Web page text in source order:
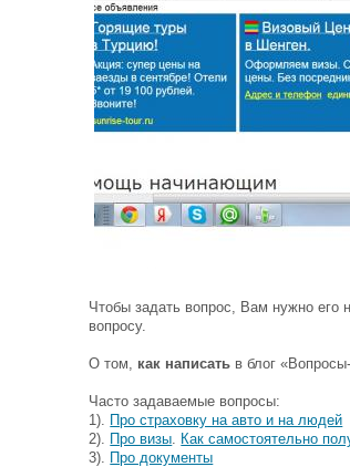
Чтобы задать вопрос, Вам нужно его
вопросу.
О том, как написать в блог
Часто задаваемые вопросы:
1). Про страховку на авто и на людей
2). Про визы. Как самостоятельно
3). Про документы